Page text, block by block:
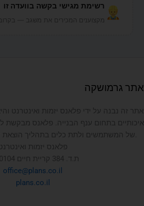
רשימת מגישי בקשה בוועדה זו
אתר גרמושקה
אתר זה נבנה על ידי פלאנס יזמות ואינטרנט
איכותיים בתחום ענף הבנייה. פלאנס מבקשת
פלאנס יזמות
ת.ד. 384 קריית חיים 2610104
office@plans.co.il
plans.co.il